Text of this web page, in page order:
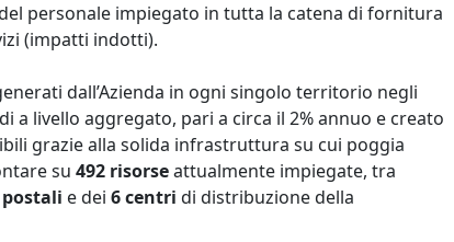
personale impiegato in tutta la catena di fornitura
(impatti indotti).
dall’Azienda in ogni singolo territorio negli
a livello aggregato, pari a circa il 2% annuo e creato
grazie alla solida infrastruttura su cui poggia
su 492 risorseattualmente impiegate, tra
e dei 6 centri di distribuzione della